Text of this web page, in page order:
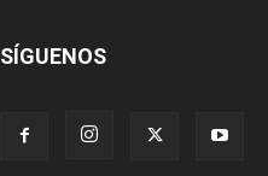
SÍGUENOS